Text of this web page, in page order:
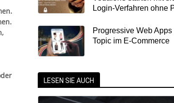
Login-Verfahren ohne
Progressive Web
Topic im E-Commerce
LESEN SIE AUCH